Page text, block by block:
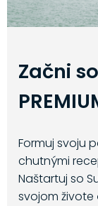
Začni
Formuj svoju
chutnými
Naštartuj so
svojom živote